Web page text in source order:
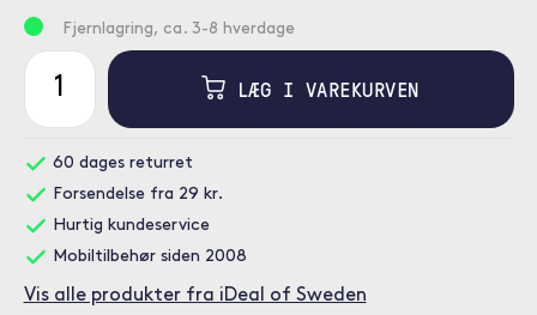
Fjernlagring, ca. 3-8 hverdage
LÆG I VAREKURVEN
60 dages returret
Forsendelse fra 29 kr.
Hurtig kundeservice
Mobiltilbehør siden 2008
Vis alle produkter fra iDeal of Sweden